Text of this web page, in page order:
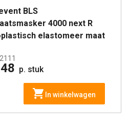
BLS
4000 next R
elastomeer maat
p. stuk
In winkelwagen